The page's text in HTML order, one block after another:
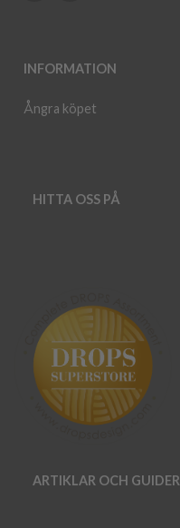
INFORMATION
Ångra köpet
HITTA OSS PÅ
ARTIKLAR OCH GUIDER